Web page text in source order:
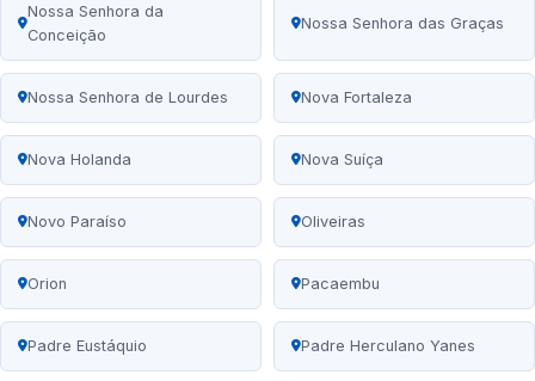
Nossa Senhora da
Conceição
Nossa Senhora das Graças
Nossa Senhora de Lourdes Nova Fortaleza
Nova Holanda Nova Suíça
Novo Paraíso Oliveiras
Orion Pacaembu
Padre Eustáquio Padre Herculano Yanes